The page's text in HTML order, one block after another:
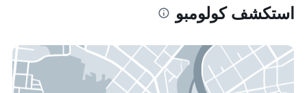
استكشف كولومبو